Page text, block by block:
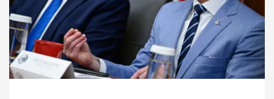
في ذكرى ثورة 23 يوليو.. الرئيس المصري
يوجه رسائل حاسمة للداخل والخارج